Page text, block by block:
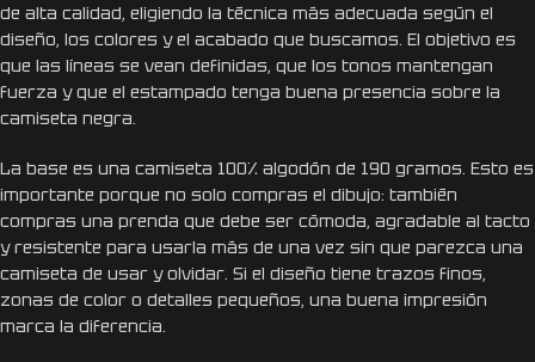
de alta calidad, eligiendo la técnica más adecuada según el
diseño, los colores y el acabado que buscamos. El objetivo es
que las líneas se vean definidas, que los tonos mantengan
fuerza y que el estampado tenga buena presencia sobre la
camiseta negra.
La base es una camiseta 100% algodón de 190 gramos. Esto es
importante porque no solo compras el dibujo: también
compras una prenda que debe ser cómoda, agradable al tacto
y resistente para usarla más de una vez sin que parezca una
camiseta de usar y olvidar. Si el diseño tiene trazos finos,
zonas de color o detalles pequeños, una buena impresión
marca la diferencia.